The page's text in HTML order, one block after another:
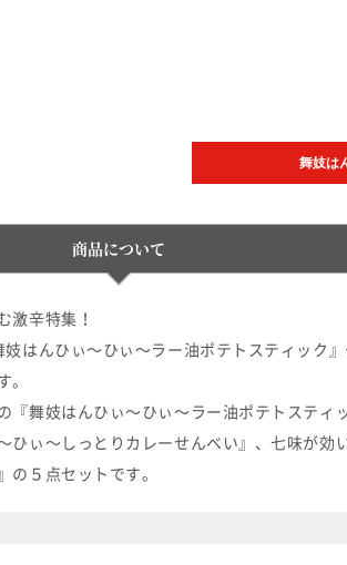
舞妓は
商品について
激辛特集！
はんひぃ～ひぃ～ラー油ポテトスティック
。
『舞妓はんひぃ～ひぃ～ラー油ポテトステ
ひぃ～しっとりカレーせんべい』、七味が
の５点セットです。